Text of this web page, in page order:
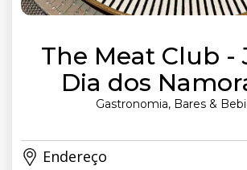
The Meat Club -
Dia dos
Gastronomia, Bares &
Endereço